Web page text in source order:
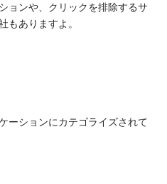
ョンや、クリックを排除するサ
もありますよ。
ーションにカテゴライズされて